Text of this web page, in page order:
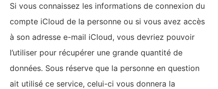
Si vous connaissez les informations de connexion du
compte iCloud de la personne ou si vous avez accès
à son adresse e-mail iCloud, vous devriez pouvoir
l’utiliser pour récupérer une grande quantité de
données. Sous réserve que la personne en question
ait utilisé ce service, celui-ci vous donnera la